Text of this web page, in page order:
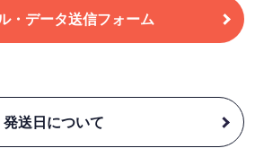
・データ送信フォーム
発送日について